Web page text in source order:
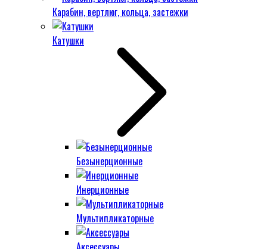
Карабин, вертлюг, кольца, застежки
Катушки
Безынерционные
Инерционные
Мультипликаторные